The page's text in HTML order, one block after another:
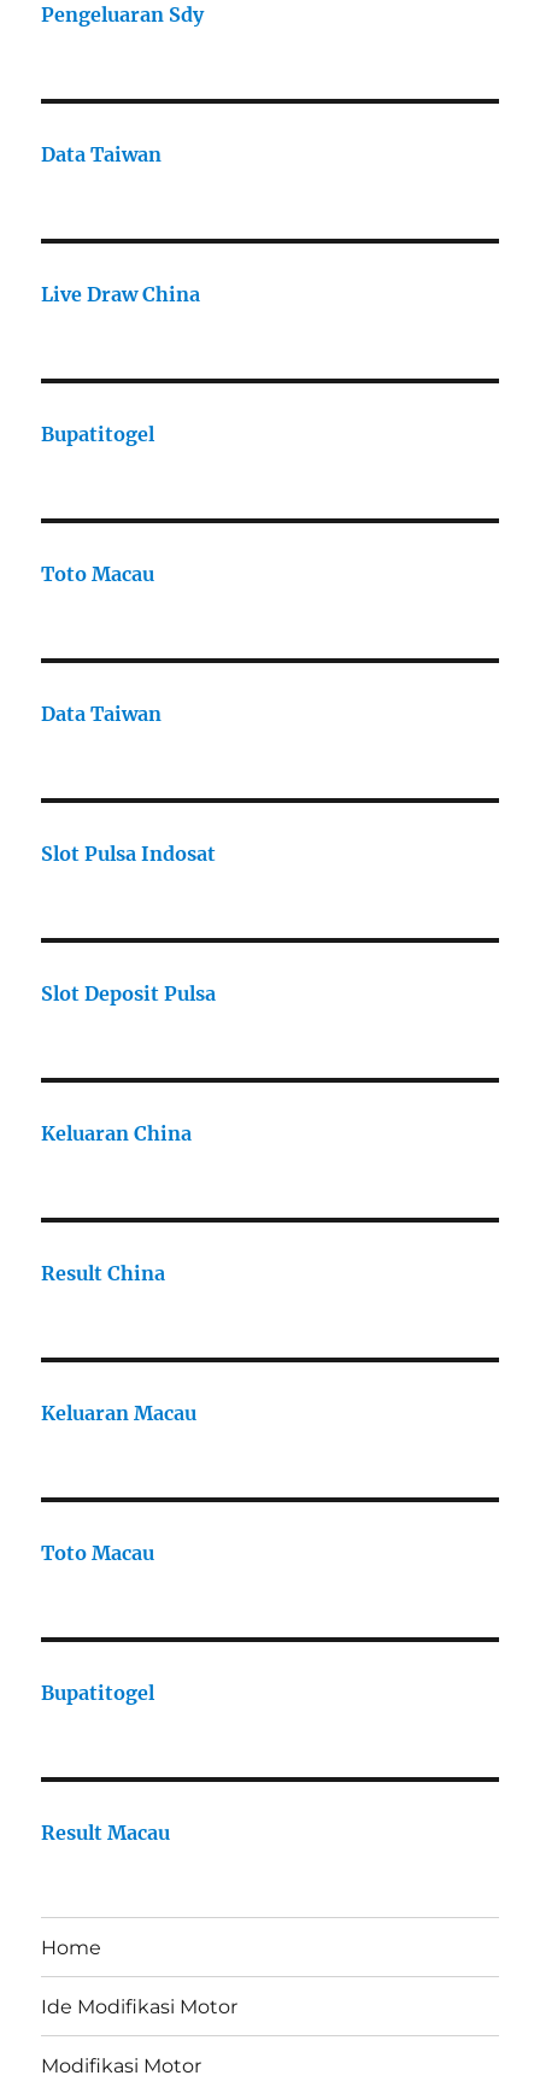
Pengeluaran Sdy
Data Taiwan
Live Draw China
Bupatitogel
Toto Macau
Data Taiwan
Slot Pulsa Indosat
Slot Deposit Pulsa
Keluaran China
Result China
Keluaran Macau
Toto Macau
Bupatitogel
Result Macau
Home
Ide Modifikasi Motor
Modifikasi Motor